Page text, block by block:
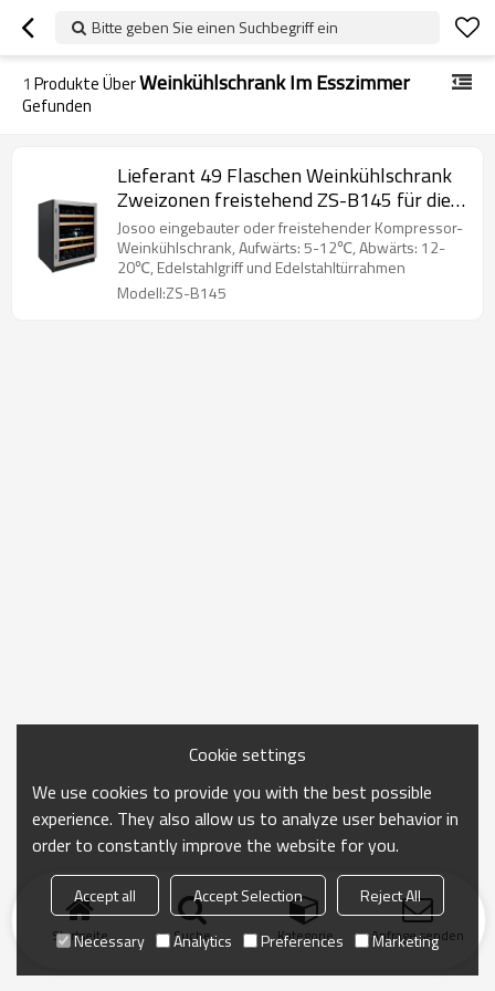
Bitte geben Sie einen Suchbegriff ein
1 Produkte ÜberWeinkühlschrank Im Esszimmer
Gefunden
Lieferant 49 Flaschen Weinkühlschrank
Zweizonen freistehend ZS-B145 für die
Weinlagerung mit Buchenholzregal und
SS-Tür
Josoo eingebauter oder freistehender Kompressor-
Weinkühlschrank, Aufwärts: 5-12℃, Abwärts: 12-
20℃, Edelstahlgriff und Edelstahltürrahmen
Modell:ZS-B145
Startseite Suche Kategorie Anfrage senden
Cookie settings
We use cookies to provide you with the best possible
experience. They also allow us to analyze user behavior in
order to constantly improve the website for you.
Accept all Accept Selection
Reject All
Necessary
Analytics Preferences Marketing